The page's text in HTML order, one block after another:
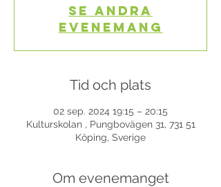
Se andra
evenemang
Tid och plats
02 sep. 2024 19:15 – 20:15
Kulturskolan , Pungbovägen 31, 731 51
Köping, Sverige
Om evenemanget